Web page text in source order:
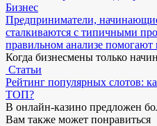
Бизнес
Предприниматели,
сталкиваются с типичными
правильном анализе помогают
Когда бизнесмены только
Статьи
Рейтинг популярных слотов:
ТОП?
В онлайн-казино предложен
Вам также может понравиться